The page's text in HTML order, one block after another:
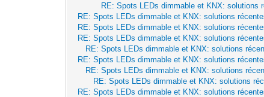
RE: Spots LEDs dimmable et KNX: solutions
RE: Spots LEDs dimmable et KNX: solutions
RE: Spots LEDs dimmable et KNX: solutions
RE: Spots LEDs dimmable et KNX: solutions
RE: Spots LEDs dimmable et KNX: solutions
RE: Spots LEDs dimmable et KNX: solutions
RE: Spots LEDs dimmable et KNX: solutions
RE: Spots LEDs dimmable et KNX: solutions
RE: Spots LEDs dimmable et KNX: solutions